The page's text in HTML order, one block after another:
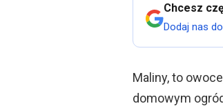
Chcesz
Dodaj nas
Maliny, to
domowym